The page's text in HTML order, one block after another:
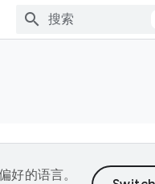
好的语言。